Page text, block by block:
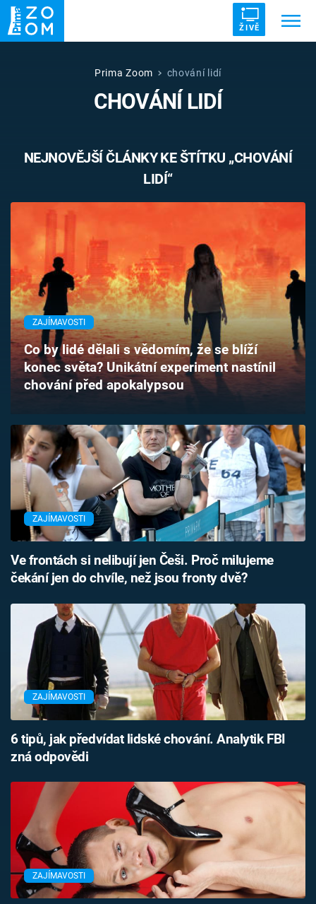
ŽIVĚ
UFO DRUHÁ SVĚTOVÁ VÁLKA
VETŘELCI DÁVNOVĚKU
Témata
Pořady
TV Program
Časopis
Sledujte prima+
Sledujte nás
Prima Zoom chování lidí
CHOVÁNÍ LIDÍ
NEJNOVĚJŠÍ ČLÁNKY KE ŠTÍTKU „CHOVÁNÍ
LIDÍ“
ZAJÍMAVOSTI
Co by lidé dělali s vědomím, že se blíží
konec světa? Unikátní experiment nastínil
chování před apokalypsou
ZAJÍMAVOSTI
Ve frontách si nelibují jen Češi. Proč milujeme
čekání jen do chvíle, než jsou fronty dvě?
ZAJÍMAVOSTI
6 tipů, jak předvídat lidské chování. Analytik FBI
zná odpovědi
ZAJÍMAVOSTI